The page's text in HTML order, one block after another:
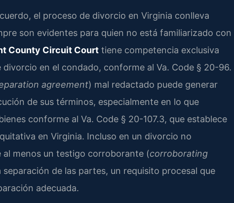
el proceso de divorcio en Virginia conlleva
son evidentes para quien no está familiarizado con
County Circuit Court tiene competencia exclusiva
en el condado, conforme al Va. Code § 20-96.
agreement) mal redactado puede generar
de sus términos, especialmente en lo que
conforme al Va. Code § 20-107.3, que establece
en Virginia. Incluso en un divorcio no
menos un testigo corroborante (corroborating
separación de las partes, un requisito procesal que
adecuada.